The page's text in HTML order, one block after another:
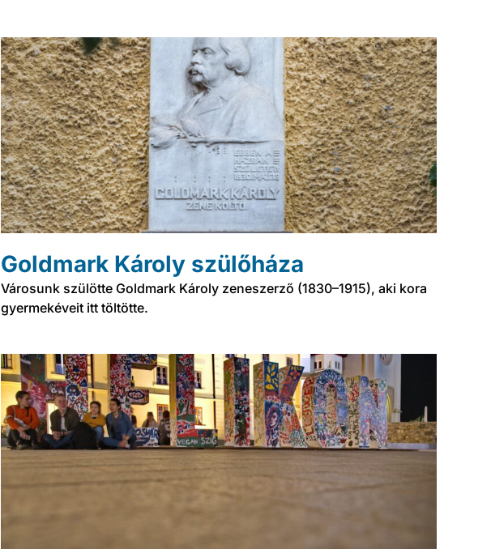
Goldmark Károly szülőháza
Városunk szülötte Goldmark Károly zeneszerző (1830–1915), aki kora
gyermekéveit itt töltötte.